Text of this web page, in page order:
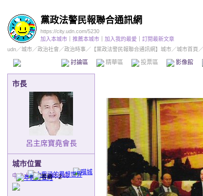
黨政法警民報聯合通訊網
https://city.udn.com/5230
加入本城市
推薦本城市 加入我的最愛
訂閱最新文章
udn／城市／政治社會 ／政治時事／ 【黨政法警民報聯合通訊網】城市／城市首頁／
討論區 精華區 投票區 影像館
市長
呂主席寶堯會長
城市位置
中央大草原／243,246